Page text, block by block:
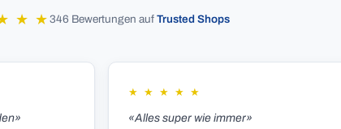
★ ★346 Bewertungen aufTrusted Shops
★ ★ ★ ★ ★
«Alles super wie immer»